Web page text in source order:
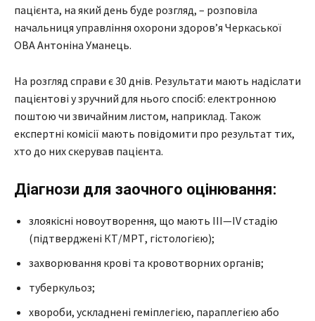
пацієнта, на який день буде розгляд, – розповіла
начальниця управління охорони здоров’я Черкаської
ОВА Антоніна Уманець.
На розгляд справи є 30 днів. Результати мають надіслати
пацієнтові у зручний для нього спосіб: електронною
поштою чи звичайним листом, наприклад. Також
експертні комісії мають повідомити про результат тих,
хто до них скерував пацієнта.
Діагнози для заочного оцінювання:
злоякісні новоутворення, що мають ІІІ—IV стадію
(підтверджені КТ/МРТ, гістологією);
захворювання крові та кровотворних органів;
туберкульоз;
хвороби, ускладнені геміплегією, параплегією або